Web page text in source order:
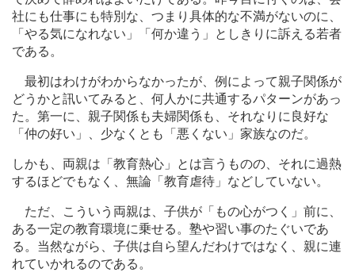
社にも仕事にも特別な、つまり具体的な不満がないのに、
「やる気になれない」「何か違う」としきりに訴える若者
である。
最初はわけがわからなかったが、例によって親子関係が
どうかと訊いてみると、何人かに共通するパターンがあっ
た。第一に、親子関係も夫婦関係も、それなりに良好な
「仲の好い」、少なくとも「悪くない」家族なのだ。
しかも、両親は「教育熱心」とは言うものの、それに過熱
するほどでもなく、無論「教育虐待」などしていない。
ただ、こういう両親は、子供が「もの心がつく」前に、
ある一定の教育環境に乗せる。塾や習い事のたぐいであ
る。当然ながら、子供は自ら望んだわけではなく、親に連
れていかれるのである。